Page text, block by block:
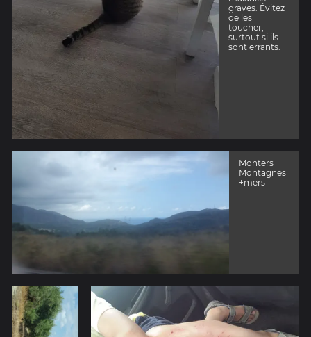
graves. Évitez
de les
toucher,
surtout si ils
sont errants.
Monters
Montagnes
+mers